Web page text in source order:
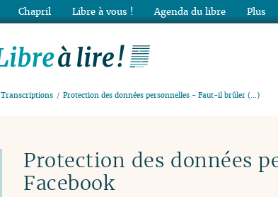
Transcriptions Protection des données personnelles - Faut-il brûler (…)
Protection des données
Facebook
Chapril Libre à vous ! Agenda du libre Plus